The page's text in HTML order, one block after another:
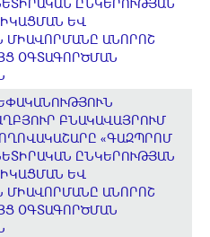
ԵՎ
ՄԻԱՎՈՐՄԱՆԸ ԱՆՈՐՈՇ
ՕԳՏԱԳՈՐԾՄԱՆ
ԲՆԱԿԱՎԱՅՐՈՒՄ
«ԳԱԶՊՐՈՄ
ԸՆԿԵՐՈՒԹՅԱՆ
ԵՎ
ՄԻԱՎՈՐՄԱՆԸ ԱՆՈՐՈՇ
ՕԳՏԱԳՈՐԾՄԱՆ